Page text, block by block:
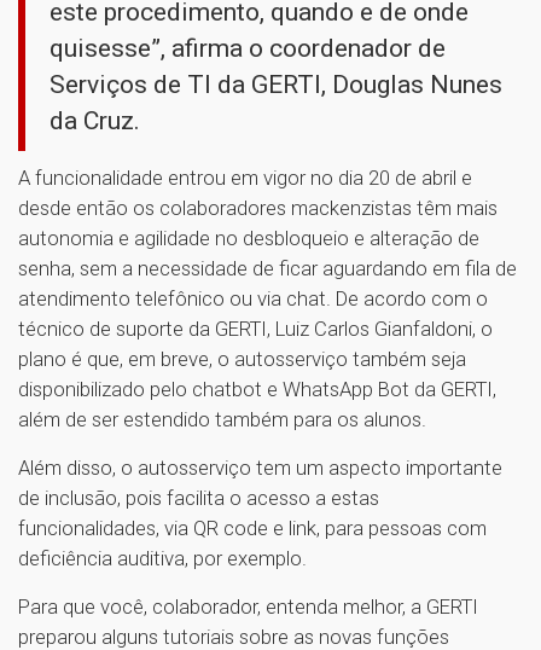
este procedimento, quando e de onde
quisesse”, afirma o coordenador de
Serviços de TI da GERTI, Douglas Nunes
da Cruz.
A funcionalidade entrou em vigor no dia 20 de abril e
desde então os colaboradores mackenzistas têm mais
autonomia e agilidade no desbloqueio e alteração de
senha, sem a necessidade de ficar aguardando em fila de
atendimento telefônico ou via chat. De acordo com o
técnico de suporte da GERTI, Luiz Carlos Gianfaldoni, o
plano é que, em breve, o autosserviço também seja
disponibilizado pelo chatbot e WhatsApp Bot da GERTI,
além de ser estendido também para os alunos.
Além disso, o autosserviço tem um aspecto importante
de inclusão, pois facilita o acesso a estas
funcionalidades, via QR code e link, para pessoas com
deficiência auditiva, por exemplo.
Para que você, colaborador, entenda melhor, a GERTI
preparou alguns tutoriais sobre as novas funções